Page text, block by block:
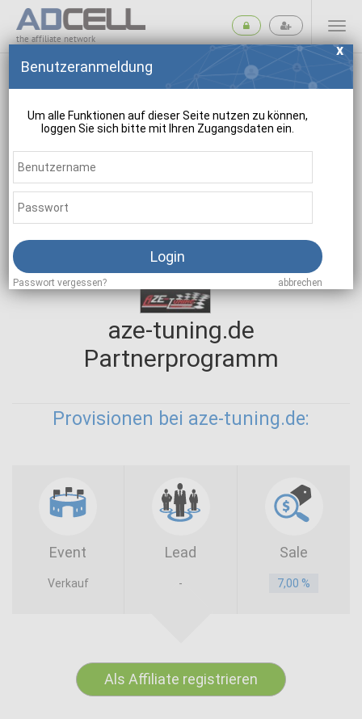
the affiliate network
aze-tuning.de
Partnerprogramm
Provisionen bei aze-tuning.de:
Event Lead Sale
Verkauf - 7,00 %
Als Affiliate registrieren
Benutzeranmeldung
Um alle Funktionen auf dieser Seite nutzen zu können,
loggen Sie sich bitte mit Ihren Zugangsdaten ein.
Login
Passwort vergessen? abbrechen